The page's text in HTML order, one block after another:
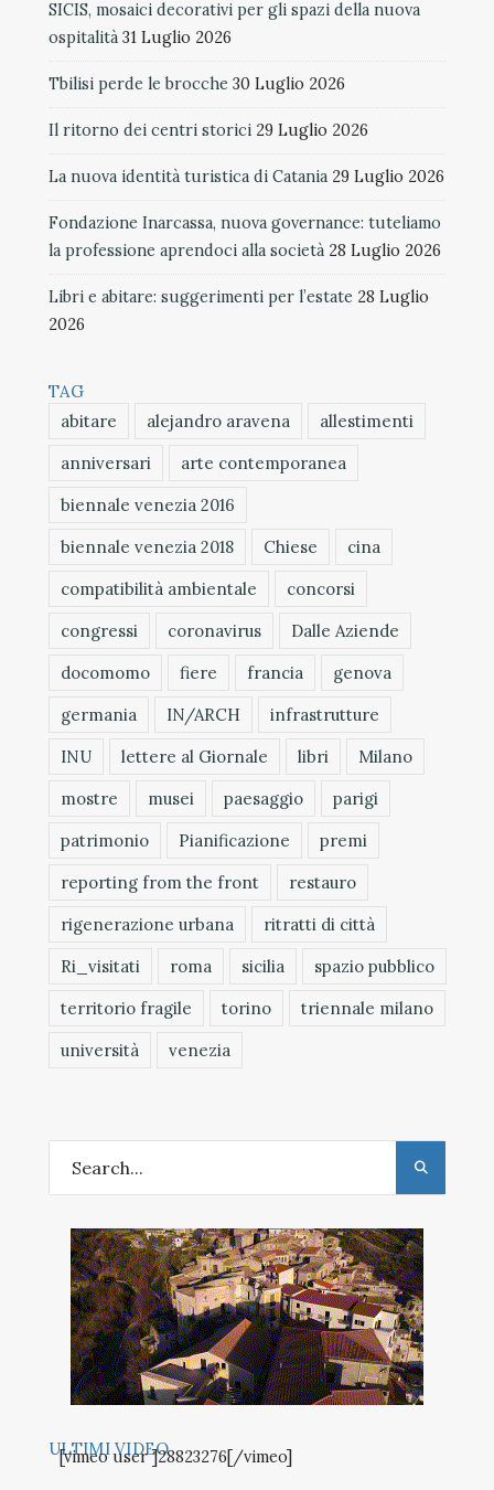
SICIS, mosaici decorativi per gli spazi della nuova
ospitalità 31 Luglio 2026
Tbilisi perde le brocche 30 Luglio 2026
Il ritorno dei centri storici 29 Luglio 2026
La nuova identità turistica di Catania 29 Luglio 2026
Fondazione Inarcassa, nuova governance: tuteliamo
la professione aprendoci alla società 28 Luglio 2026
Libri e abitare: suggerimenti per l’estate 28 Luglio
2026
TAG
abitare
alejandro aravena
allestimenti
anniversari
arte contemporanea
biennale venezia 2016
biennale venezia 2018
Chiese
cina
compatibilità ambientale
concorsi
congressi
coronavirus
Dalle Aziende
docomomo
fiere francia
genova
germania
IN/ARCH
infrastrutture
INU
lettere al Giornale libri
Milano
mostre
musei paesaggio
parigi
patrimonio
Pianificazione
premi
reporting from the front
restauro
rigenerazione urbana
ritratti di città
Ri_visitati
roma sicilia
spazio pubblico
territorio fragile
torino
triennale milano
università
venezia
ULTIMI VIDEO
[vimeo user ]28823276[/vimeo]